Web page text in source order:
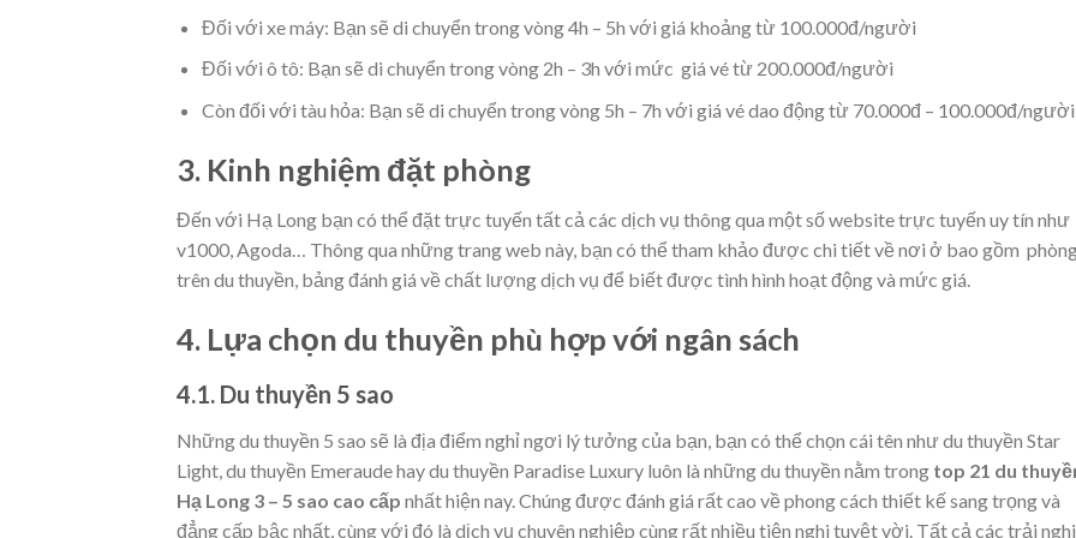
Đối với xe máy: Bạn sẽ di chuyển trong vòng 4h – 5h với giá khoảng từ 100.000đ/người
Đối với ô tô: Bạn sẽ di chuyển trong vòng 2h – 3h với mức giá vé từ 200.000đ/người
Còn đối với tàu hỏa: Bạn sẽ di chuyển trong vòng 5h – 7h với giá vé dao động từ 70.000đ – 100.000đ/người
3. Kinh nghiệm đặt phòng
Đến với Hạ Long bạn có thể đặt trực tuyến tất cả các dịch vụ thông qua một số website trực tuyến uy tín như
v1000, Agoda… Thông qua những trang web này, bạn có thể tham khảo được chi tiết về nơi ở bao gồm
trên du thuyền, bảng đánh giá về chất lượng dịch vụ để biết được tình hình hoạt động và mức giá.
4. Lựa chọn du thuyền phù hợp với ngân sách
4.1. Du thuyền 5 sao
Những du thuyền 5 sao sẽ là địa điểm nghỉ ngơi lý tưởng của bạn, bạn có thể chọn cái tên như du thuyền Star
Light, du thuyền Emeraude hay du thuyền Paradise Luxury luôn là những du thuyền nằm trong top 21 du
Hạ Long 3 – 5 sao cao cấp nhất hiện nay. Chúng được đánh giá rất cao về phong cách thiết kế sang trọng và
đẳng cấp bậc nhất, cùng với đó là dịch vụ chuyên nghiệp cùng rất nhiều tiện nghi tuyệt vời. Tất cả các trải